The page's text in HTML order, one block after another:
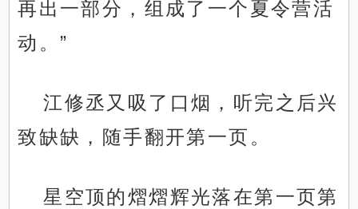
再出一部分，组成了一个夏令营活
动。”
江修丞又吸了口烟，听完之后兴
致缺缺，随手翻开第一页。
星空顶的熠熠辉光落在第一页第